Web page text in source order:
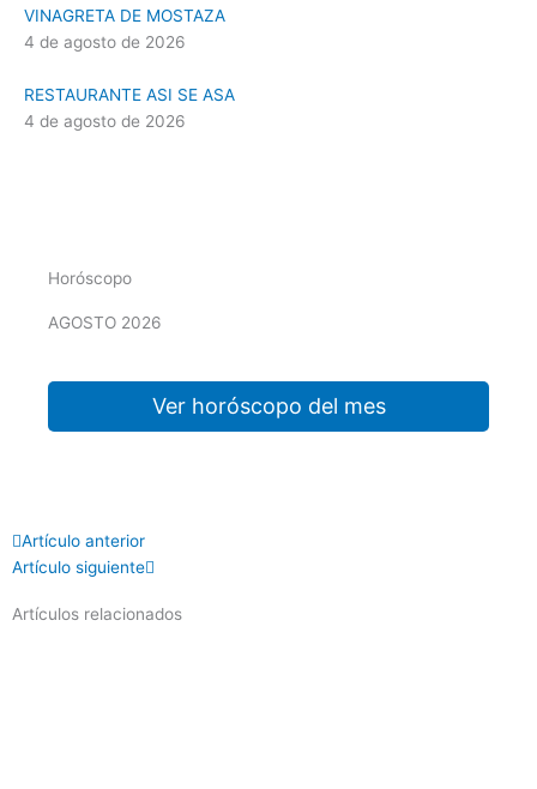
VINAGRETA DE MOSTAZA
4 de agosto de 2026
RESTAURANTE ASI SE ASA
4 de agosto de 2026
Horóscopo
AGOSTO 2026
Ver horóscopo del mes
Prev
Artículo anterior
Artículo siguiente
Artículos relacionados